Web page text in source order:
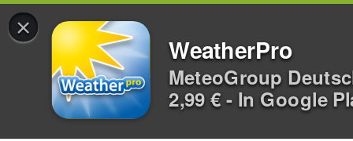
×
WeatherPro
MeteoGroup
2,99 € - In Google